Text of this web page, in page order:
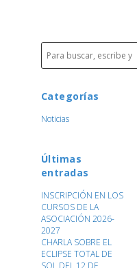
Categorías
Noticias
Últimas
entradas
INSCRIPCIÓN EN LOS
CURSOS DE LA
ASOCIACIÓN 2026-
2027
CHARLA SOBRE EL
ECLIPSE TOTAL DE
SOL DEL 12 DE